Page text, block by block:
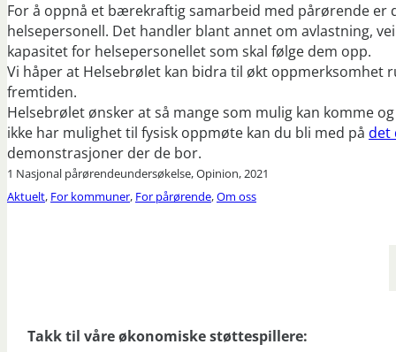
For å oppnå et bærekraftig samarbeid med pårørende
helsepersonell. Det handler blant annet om avlastning,
kapasitet for helsepersonellet som skal følge dem opp.
Vi håper at Helsebrølet kan bidra til økt oppmerksomhet
fremtiden.
Helsebrølet ønsker at så mange som mulig kan komme
ikke har mulighet til fysisk oppmøte kan du bli med på det
demonstrasjoner der de bor.
1 Nasjonal pårørendeundersøkelse, Opinion, 2021
Aktuelt, For kommuner, For pårørende,Om oss
Takk til våre økonomiske støttespillere: